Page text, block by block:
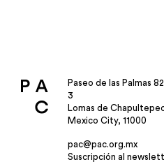
Paseo de las Palmas
3
Lomas de
Mexico City, 11000
pac@pac.org.mx
Suscripción al